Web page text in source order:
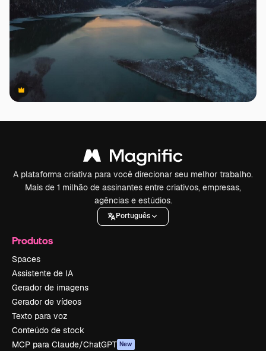
Premium
Premium
A plataforma criativa para você direcionar seu melhor trabalho.
Mais de 1 milhão de assinantes entre criativos, empresas,
agências e estúdios.
Português
Produtos
Spaces
Assistente de IA
Gerador de imagens
Gerador de vídeos
Texto para voz
Conteúdo de stock
MCP para Claude/ChatGPT New